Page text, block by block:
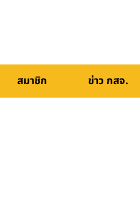
สมาชิก ข่าว กสจ.